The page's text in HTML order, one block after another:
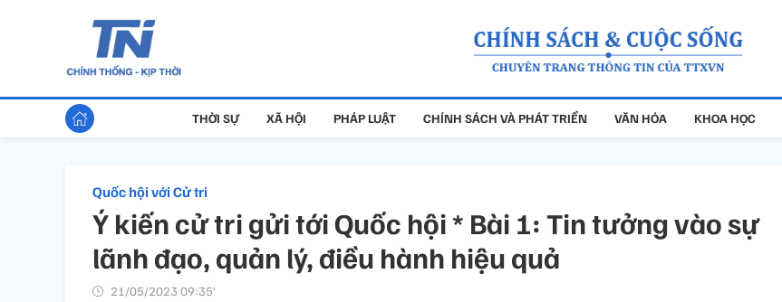
THỜI SỰ XÃ HỘI PHÁP LUẬT CHÍNH SÁCH VÀ PHÁT TRIỂN VĂN HÓA KHOA HỌC
Quốc hội với Cử tri
Ý kiến cử tri gửi tới Quốc hội * Bài 1: Tin tưởng vào sự
lãnh đạo, quản lý, điều hành hiệu quả
21/05/2023 09:35’